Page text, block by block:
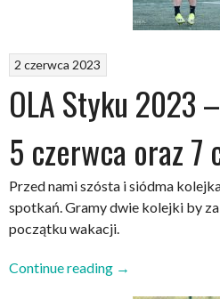
2 czerwca 2023
OLA Styku 2023
5 czerwca oraz 7
Przed nami szósta i siódma
spotkań. Gramy dwie kolejki by
początku wakacji.
Continue reading „OLA
→